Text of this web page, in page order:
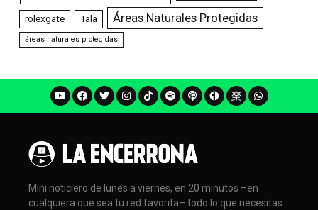
rolexgate Tala Áreas Naturales Protegidas
áreas naturales protegidas
Mini noticiero de lunes a viernes, en 20 minutos –en
cualquiera que sea tu red favorita– todo lo que necesitas